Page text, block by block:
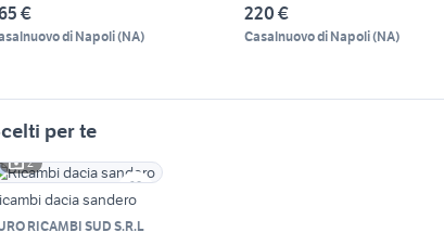
€
di Napoli(NA)
220 €
Casalnuovo di Napoli(NA)
per te
2
dacia sandero
RICAMBI SUD S.R.L